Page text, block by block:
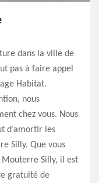
dans la ville de
pas à faire appel
Habitat.
nous
chez vous. Nous
d’amortir les
Silly. Que vous
Mouterre Silly, il est
gratuité de